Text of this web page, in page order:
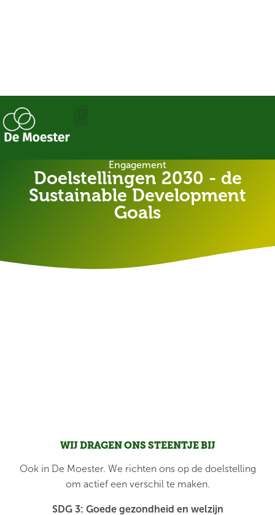
Engagement
Doelstellingen 2030 - de
Sustainable Development
Goals
WIJ DRAGEN ONS STEENTJE BIJ
Ook in De Moester. We richten ons op de doelstelling
om actief een verschil te maken.
SDG 3: Goede gezondheid en welzijn